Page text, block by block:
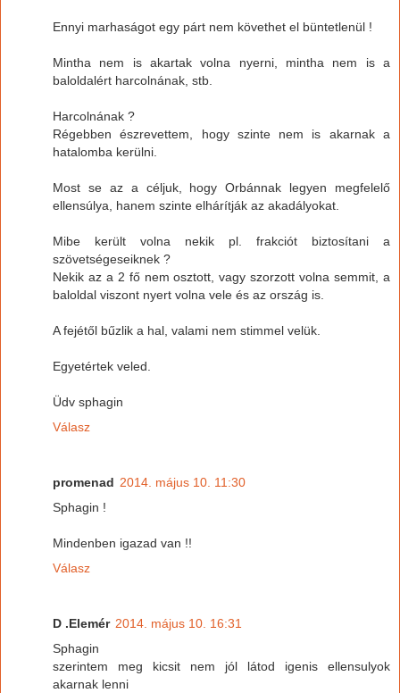
Ennyi marhaságot egy párt nem követhet el büntetlenül !
Mintha nem is akartak volna nyerni, mintha nem is a
baloldalért harcolnának, stb.
Harcolnának ?
Régebben észrevettem, hogy szinte nem is akarnak a
hatalomba kerülni.
Most se az a céljuk, hogy Orbánnak legyen megfelelő
ellensúlya, hanem szinte elhárítják az akadályokat.
Mibe került volna nekik pl. frakciót biztosítani a
szövetségeseiknek ?
Nekik az a 2 fő nem osztott, vagy szorzott volna semmit, a
baloldal viszont nyert volna vele és az ország is.
A fejétől bűzlik a hal, valami nem stimmel velük.
Egyetértek veled.
Üdv sphagin
Válasz
promenad 2014. május 10. 11:30
Sphagin !
Mindenben igazad van !!
Válasz
D .Elemér 2014. május 10. 16:31
Sphagin
szerintem meg kicsit nem jól látod igenis ellensulyok
akarnak lenni